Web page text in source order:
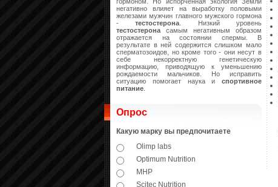
негативно влияет на выработку половыми
железами мужчин главного мужского гормона
-тестостерона . Низкий уровень
тестостерона самым негативным образом
отражается на состоянии спермы. В
результате в ней содержится слишком мало
сперматозоидов, но кроме того - они несут в
себе некорректную генетическую
информацию, приводящую к уменьшению
рождаемости мальчиков. Но исправить
ситуацию помогает наука и спортивное
питание
Опрос
Какую марку вы предпочитаете
Olimp labs
Optimum Nutrition
MHP
Scitec Nutrition